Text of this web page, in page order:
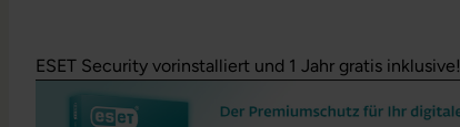
ESET Security vorinstalliert und 1 Jahr gratis inklusive!